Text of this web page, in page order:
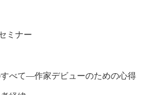
ミナー
べて―作家デビューのための心得